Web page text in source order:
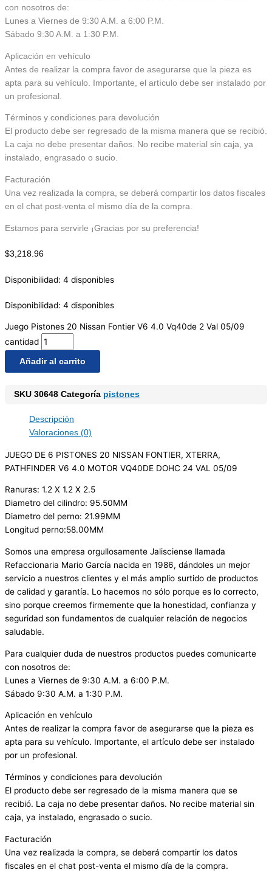
con nosotros de:
Lunes a Viernes de 9:30 A.M. a 6:00 P.M.
Sábado 9:30 A.M. a 1:30 P.M.
Aplicación en vehículo
Antes de realizar la compra favor de asegurarse que la pieza es
apta para su vehículo. Importante, el artículo debe ser instalado por
un profesional.
Términos y condiciones para devolución
El producto debe ser regresado de la misma manera que se recibió.
La caja no debe presentar daños. No recibe material sin caja, ya
instalado, engrasado o sucio.
Facturación
Una vez realizada la compra, se deberá compartir los datos fiscales
en el chat post-venta el mismo día de la compra.
Estamos para servirle ¡Gracias por su preferencia!
$3,218.96
Disponibilidad: 4 disponibles
Disponibilidad: 4 disponibles
Juego Pistones 20 Nissan Fontier V6 4.0 Vq40de 2 Val 05/09
cantidad
Añadir al carrito
SKU 30648 Categoría pistones
Descripción
Valoraciones (0)
JUEGO DE 6 PISTONES 20 NISSAN FONTIER, XTERRA,
PATHFINDER V6 4.0 MOTOR VQ40DE DOHC 24 VAL 05/09
Ranuras: 1.2 X 1.2 X 2.5
Diametro del cilindro: 95.50MM
Diametro del perno: 21.99MM
Longitud perno:58.00MM
Somos una empresa orgullosamente Jalisciense llamada
Refaccionaria Mario García nacida en 1986, dándoles un mejor
servicio a nuestros clientes y el más amplio surtido de productos
de calidad y garantía. Lo hacemos no sólo porque es lo correcto,
sino porque creemos firmemente que la honestidad, confianza y
seguridad son fundamentos de cualquier relación de negocios
saludable.
Para cualquier duda de nuestros productos puedes comunicarte
con nosotros de:
Lunes a Viernes de 9:30 A.M. a 6:00 P.M.
Sábado 9:30 A.M. a 1:30 P.M.
Aplicación en vehículo
Antes de realizar la compra favor de asegurarse que la pieza es
apta para su vehículo. Importante, el artículo debe ser instalado
por un profesional.
Términos y condiciones para devolución
El producto debe ser regresado de la misma manera que se
recibió. La caja no debe presentar daños. No recibe material sin
caja, ya instalado, engrasado o sucio.
Facturación
Una vez realizada la compra, se deberá compartir los datos
fiscales en el chat post-venta el mismo día de la compra.